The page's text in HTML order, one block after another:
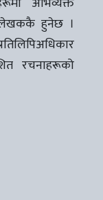
लेखककै हुनेछ ।
रचनाहरूको